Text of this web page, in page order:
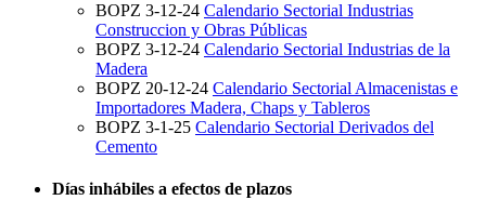
BOPZ 3-12-24 Calendario Sectorial Industrias
Construccion y Obras Públicas
BOPZ 3-12-24 Calendario Sectorial Industrias de la
Madera
BOPZ 20-12-24 Calendario Sectorial Almacenistas e
Importadores Madera, Chaps y Tableros
BOPZ 3-1-25 Calendario Sectorial Derivados del
Cemento
Días inhábiles a efectos de plazos